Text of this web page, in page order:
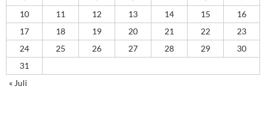
10
11 12 13 14 15
16
17
18 19 20 21 22
23
24
25 26 27 28 29
30
31
« Juli